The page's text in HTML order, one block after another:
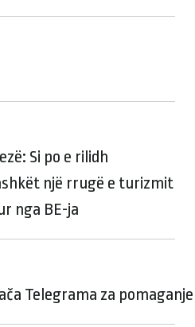
Si po e rilidh
një rrugë e turizmit
nga BE-ja
Telegrama za